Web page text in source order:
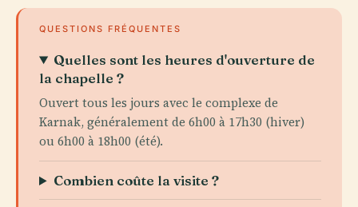
QUESTIONS FRÉQUENTES
Quelles sont les heures d'ouverture de
la chapelle ?
Ouvert tous les jours avec le complexe de
Karnak, généralement de 6h00 à 17h30 (hiver)
ou 6h00 à 18h00 (été).
Combien coûte la visite ?